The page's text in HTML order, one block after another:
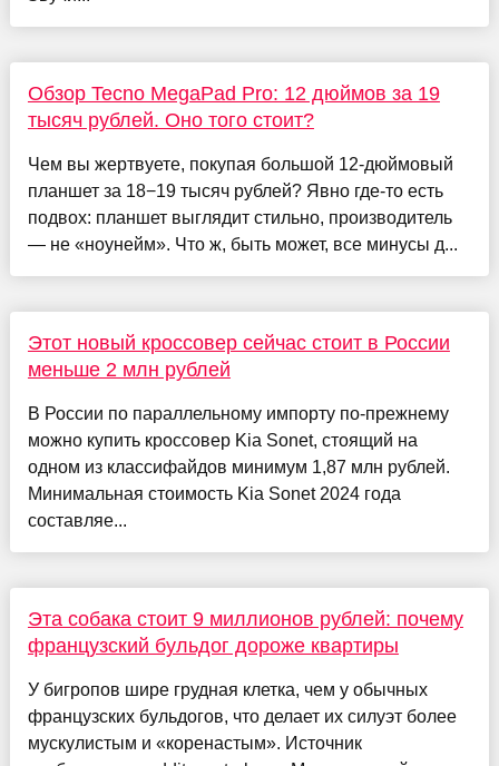
Обзор Tecno MegaPad Pro: 12 дюймов за 19
тысяч рублей. Оно того стоит?
Чем вы жертвуете, покупая большой 12-дюймовый
планшет за 18−19 тысяч рублей? Явно где-то есть
подвох: планшет выглядит стильно, производитель
— не «ноунейм». Что ж, быть может, все минусы д...
Этот новый кроссовер сейчас стоит в России
меньше 2 млн рублей
В России по параллельному импорту по-прежнему
можно купить кроссовер Kia Sonet, стоящий на
одном из классифайдов минимум 1,87 млн рублей.
Минимальная стоимость Kia Sonet 2024 года
составляе...
Эта собака стоит 9 миллионов рублей: почему
французский бульдог дороже квартиры
У бигропов шире грудная клетка, чем у обычных
французских бульдогов, что делает их силуэт более
мускулистым и «коренастым». Источник